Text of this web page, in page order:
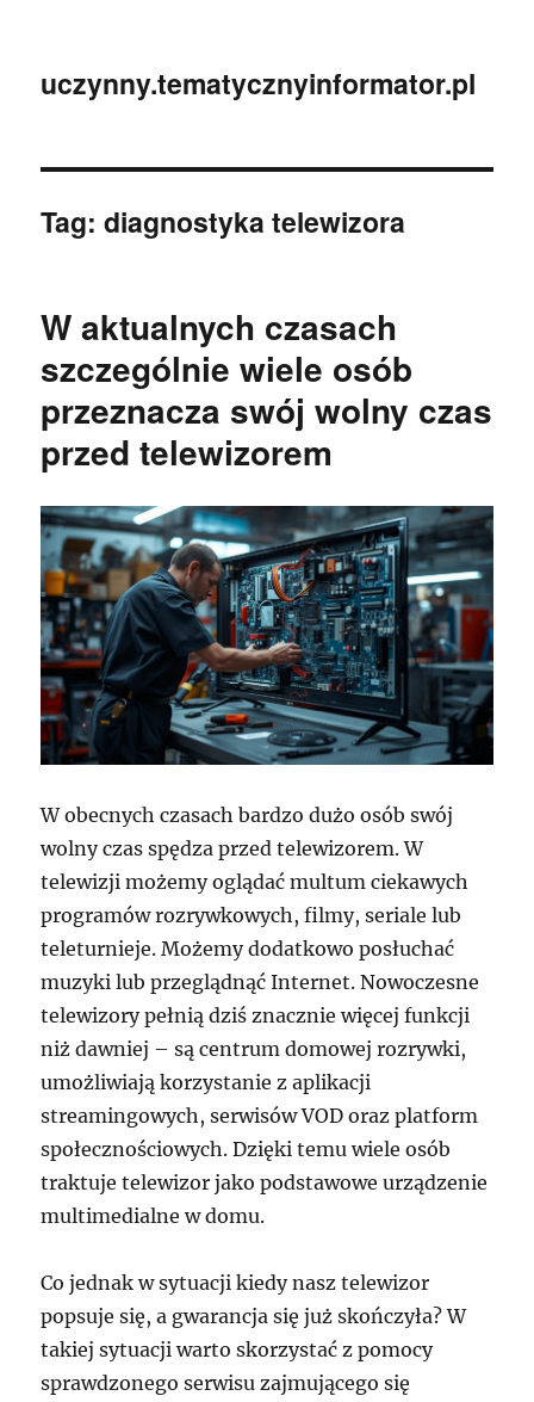
uczynny.tematycznyinformator.pl
Tag:diagnostyka telewizora
W aktualnych czasach
szczególnie wiele osób
przeznacza swój wolny czas
przed telewizorem
W obecnych czasach bardzo dużo osób swój
wolny czas spędza przed telewizorem. W
telewizji możemy oglądać multum ciekawych
programów rozrywkowych, filmy, seriale lub
teleturnieje. Możemy dodatkowo posłuchać
muzyki lub przeglądnąć Internet. Nowoczesne
telewizory pełnią dziś znacznie więcej funkcji
niż dawniej – są centrum domowej rozrywki,
umożliwiają korzystanie z aplikacji
streamingowych, serwisów VOD oraz platform
społecznościowych. Dzięki temu wiele osób
traktuje telewizor jako podstawowe urządzenie
multimedialne w domu.
Co jednak w sytuacji kiedy nasz telewizor
popsuje się, a gwarancja się już skończyła? W
takiej sytuacji warto skorzystać z pomocy
sprawdzonego serwisu zajmującego się